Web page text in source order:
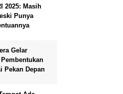
2025: Masih
Punya
Gelar
Pembentukan
Pekan Depan